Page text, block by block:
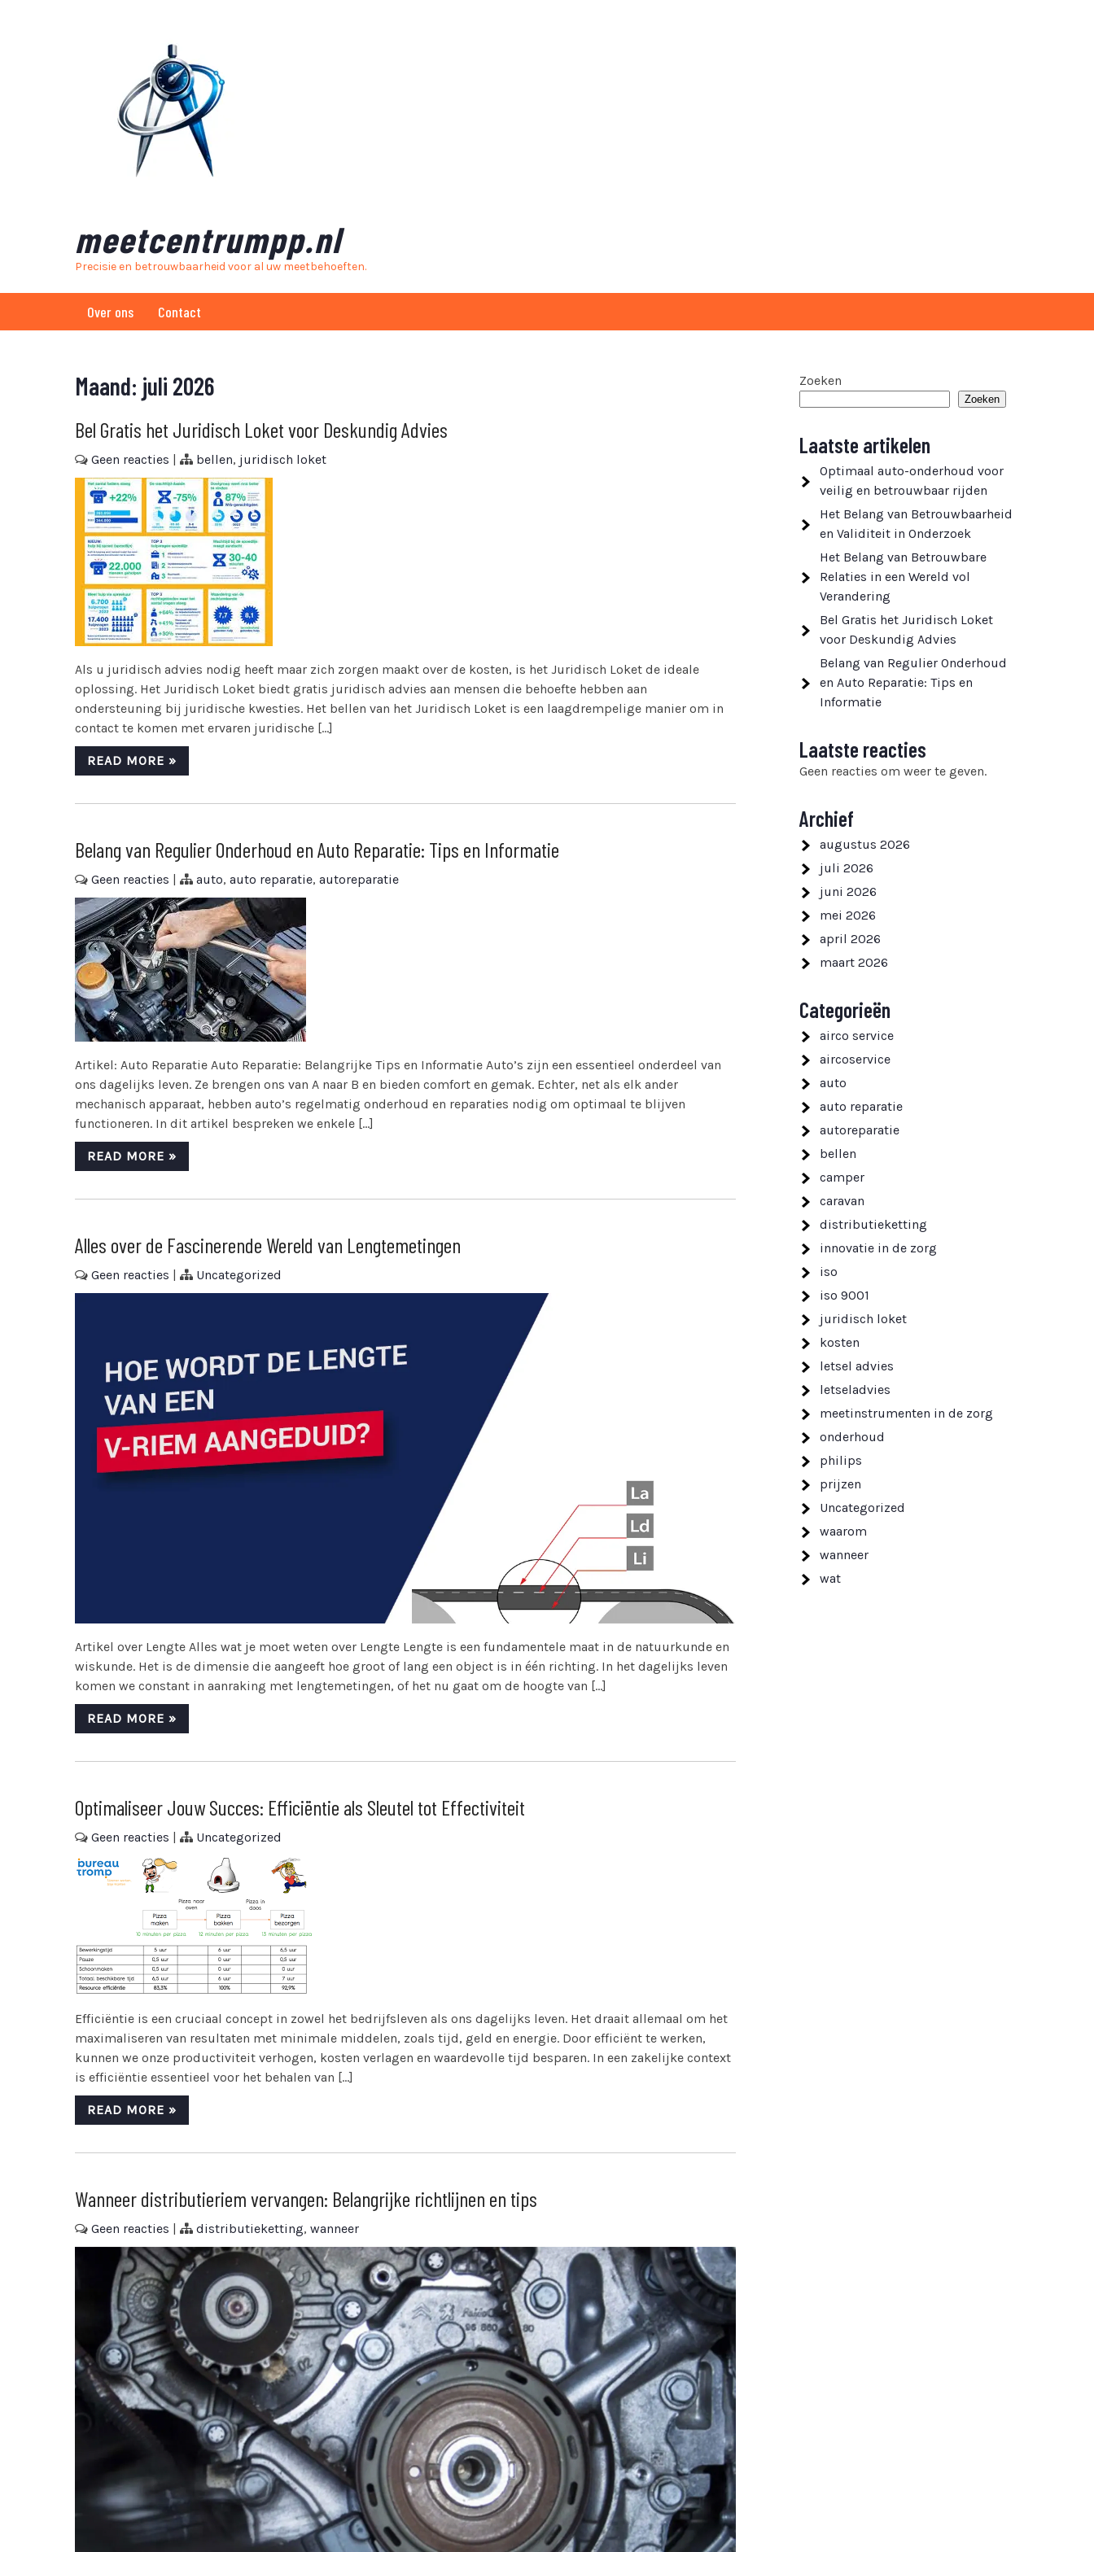
meetcentrumpp.nl
Precisie en betrouwbaarheid voor al uw meetbehoeften.
Over ons Contact
Maand: juli 2026
Bel Gratis het Juridisch Loket voor Deskundig Advies
Geen reacties | bellen, juridisch loket
Als u juridisch advies nodig heeft maar zich zorgen maakt over de kosten, is het Juridisch Loket de ideale
oplossing. Het Juridisch Loket biedt gratis juridisch advies aan mensen die behoefte hebben aan
ondersteuning bij juridische kwesties. Het bellen van het Juridisch Loket is een laagdrempelige manier om in
contact te komen met ervaren juridische […]
READ MORE »
Belang van Regulier Onderhoud en Auto Reparatie: Tips en Informatie
Geen reacties | auto, auto reparatie, autoreparatie
Artikel: Auto Reparatie Auto Reparatie: Belangrijke Tips en Informatie Auto’s zijn een essentieel onderdeel van
ons dagelijks leven. Ze brengen ons van A naar B en bieden comfort en gemak. Echter, net als elk ander
mechanisch apparaat, hebben auto’s regelmatig onderhoud en reparaties nodig om optimaal te blijven
functioneren. In dit artikel bespreken we enkele […]
READ MORE »
Alles over de Fascinerende Wereld van Lengtemetingen
Geen reacties | Uncategorized
Artikel over Lengte Alles wat je moet weten over Lengte Lengte is een fundamentele maat in de natuurkunde en
wiskunde. Het is de dimensie die aangeeft hoe groot of lang een object is in één richting. In het dagelijks leven
komen we constant in aanraking met lengtemetingen, of het nu gaat om de hoogte van […]
READ MORE »
Optimaliseer Jouw Succes: Efficiëntie als Sleutel tot Effectiviteit
Geen reacties | Uncategorized
Efficiëntie is een cruciaal concept in zowel het bedrijfsleven als ons dagelijks leven. Het draait allemaal om het
maximaliseren van resultaten met minimale middelen, zoals tijd, geld en energie. Door efficiënt te werken,
kunnen we onze productiviteit verhogen, kosten verlagen en waardevolle tijd besparen. In een zakelijke context
is efficiëntie essentieel voor het behalen van […]
READ MORE »
Wanneer distributieriem vervangen: Belangrijke richtlijnen en tips
Geen reacties | distributieketting, wanneer
Zoeken
Zoeken
Laatste artikelen
Optimaal auto-onderhoud voor
veilig en betrouwbaar rijden
Het Belang van Betrouwbaarheid
en Validiteit in Onderzoek
Het Belang van Betrouwbare
Relaties in een Wereld vol
Verandering
Bel Gratis het Juridisch Loket
voor Deskundig Advies
Belang van Regulier Onderhoud
en Auto Reparatie: Tips en
Informatie
Laatste reacties
Geen reacties om weer te geven.
Archief
augustus 2026
juli 2026
juni 2026
mei 2026
april 2026
maart 2026
Categorieën
airco service
aircoservice
auto
auto reparatie
autoreparatie
bellen
camper
caravan
distributieketting
innovatie in de zorg
iso
iso 9001
juridisch loket
kosten
letsel advies
letseladvies
meetinstrumenten in de zorg
onderhoud
philips
prijzen
Uncategorized
waarom
wanneer
wat